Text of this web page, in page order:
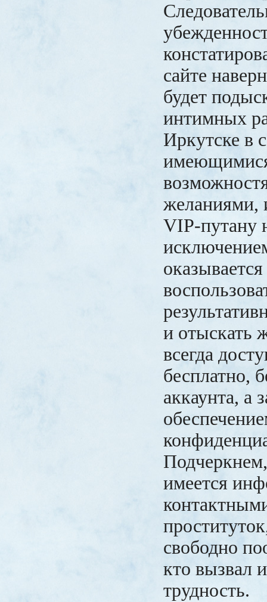
сайте
будет
интимных
Иркутске в
желаниями,
VIP-путану
и отыскать
всегда
бесплатно,
аккаунта, а
имеется
свободно
кто вызвал
трудность.